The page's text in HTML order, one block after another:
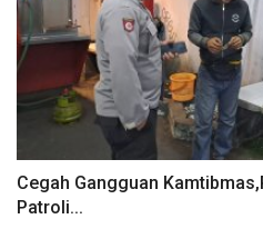
Cegah Gangguan
Patroli...